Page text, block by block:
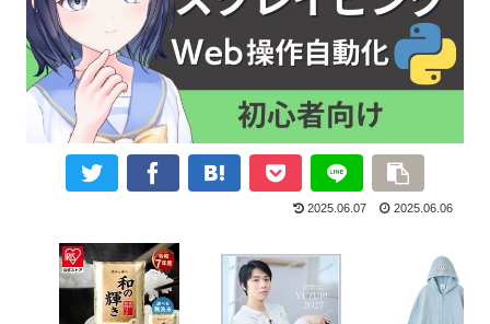
2025.06.07 2025.06.06